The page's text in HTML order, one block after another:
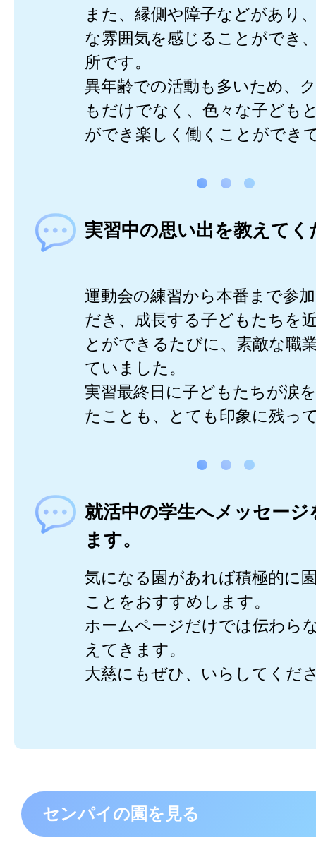
また、縁側や障子などがあり
な雰囲気を感じることができ
所です。
異年齢での活動も多いため、
もだけでなく、色々な子ども
ができ楽しく働くことができ
実習中の思い出を教えてく
運動会の練習から本番まで参
だき、成長する子どもたちを
とができるたびに、素敵な職
ていました。
実習最終日に子どもたちが涙
たことも、とても印象に残っ
就活中の学生へメッセージ
ます。
気になる園があれば積極的に
ことをおすすめします。
ホームページだけでは伝わら
えてきます。
大慈にもぜひ、いらしてくだ
センパイの園を見る